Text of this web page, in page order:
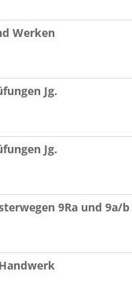
Werken
Jg.
Jg.
9Ra und 9a/b